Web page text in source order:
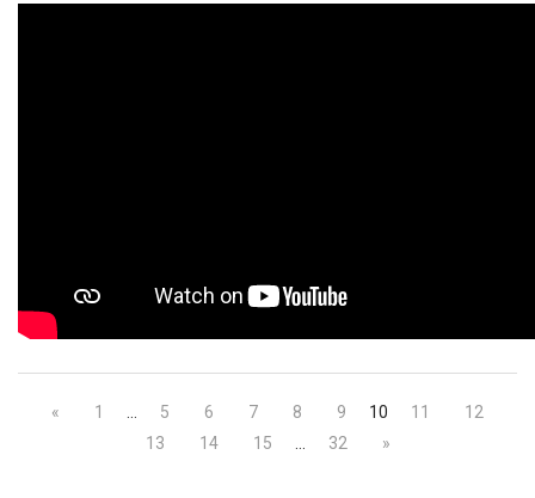
« 1 5 6 7 8 9 10 11
12
13
14 15 32 »